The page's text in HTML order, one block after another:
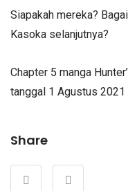
Siapakah mereka?
Kasoka selanjutnya?
Chapter 5 manga
tanggal 1 Agustus 2021
Share